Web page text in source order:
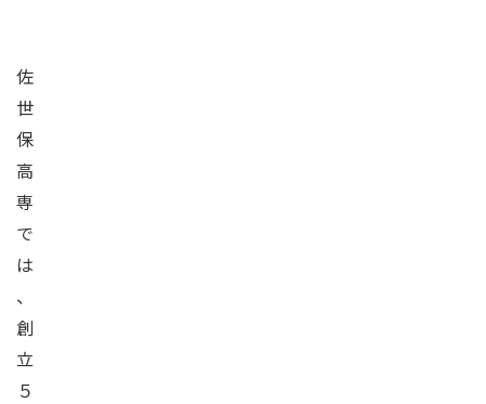
佐
世
保
高
専
で
は
、
創
立
５